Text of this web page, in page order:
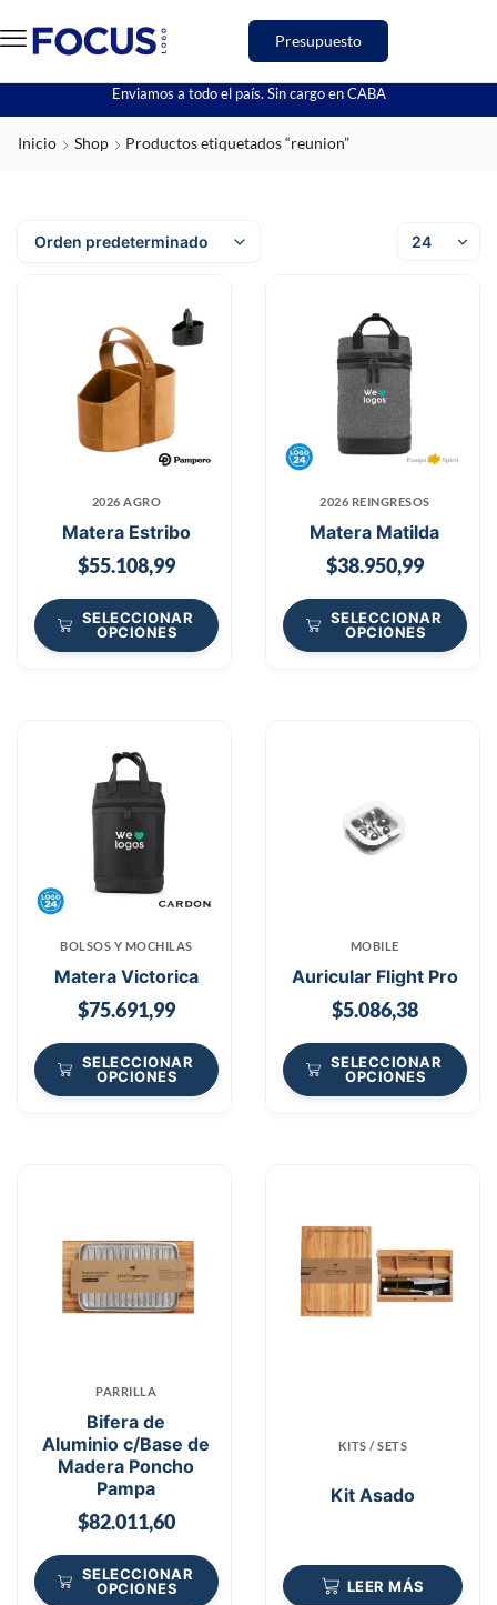
Presupuesto
Enviamos a todo el país. Sin cargo en CABA
Inicio Shop Productos etiquetados “reunion”
2026 AGRO
Matera Estribo
$55.108,99
SELECCIONAR
OPCIONES
2026 REINGRESOS
Matera Matilda
$38.950,99
SELECCIONAR
OPCIONES
BOLSOS Y MOCHILAS
Matera Victorica
$75.691,99
SELECCIONAR
OPCIONES
MOBILE
Auricular Flight Pro
$5.086,38
SELECCIONAR
OPCIONES
PARRILLA
Bifera de
Aluminio c/Base de
Madera Poncho
Pampa
$82.011,60
SELECCIONAR
OPCIONES
KITS / SETS
Kit Asado
LEER MÁS